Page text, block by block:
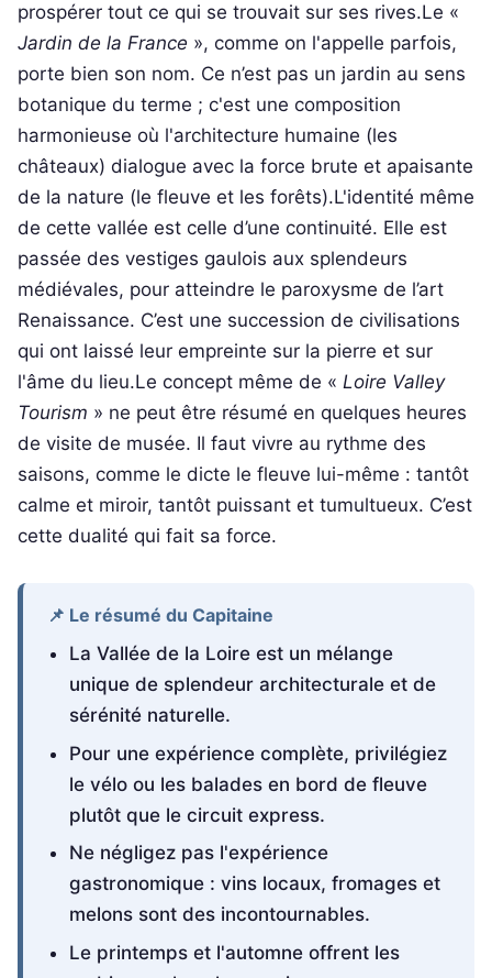
prospérer tout ce qui se trouvait sur ses rives.Le «
Jardin de la France », comme on l'appelle parfois,
porte bien son nom. Ce n’est pas un jardin au sens
botanique du terme ; c'est une composition
harmonieuse où l'architecture humaine (les
châteaux) dialogue avec la force brute et apaisante
de la nature (le fleuve et les forêts).L'identité même
de cette vallée est celle d’une continuité. Elle est
passée des vestiges gaulois aux splendeurs
médiévales, pour atteindre le paroxysme de l’art
Renaissance. C’est une succession de civilisations
qui ont laissé leur empreinte sur la pierre et sur
l'âme du lieu.Le concept même de « Loire Valley
Tourism » ne peut être résumé en quelques heures
de visite de musée. Il faut vivre au rythme des
saisons, comme le dicte le fleuve lui-même : tantôt
calme et miroir, tantôt puissant et tumultueux. C’est
cette dualité qui fait sa force.
📌 Le résumé du Capitaine
La Vallée de la Loire est un mélange
unique de splendeur architecturale et de
sérénité naturelle.
Pour une expérience complète, privilégiez
le vélo ou les balades en bord de fleuve
plutôt que le circuit express.
Ne négligez pas l'expérience
gastronomique : vins locaux, fromages et
melons sont des incontournables.
Le printemps et l'automne offrent les